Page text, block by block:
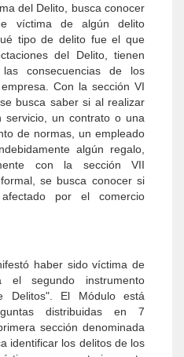
del Delito, busca conocer
víctima de algún delito
tipo de delito fue el que
del Delito, tienen
consecuencias de los
Con la sección VI
busca saber si al realizar
servicio, un contrato o una
de normas, un empleado
algún regalo,
con la sección VII
se busca conocer si
por el comercio
haber sido víctima de
segundo instrumento
Delitos". El Módulo está
distribuidas en 7
sección denominada
identificar los delitos de los